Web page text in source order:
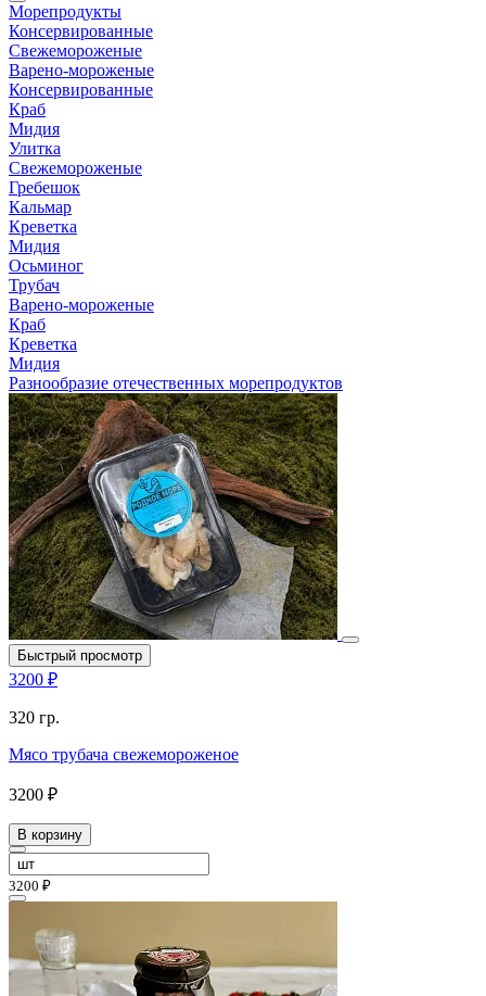
Морепродукты
Консервированные
Свежемороженые
Варено-мороженые
Консервированные
Краб
Мидия
Улитка
Свежемороженые
Гребешок
Кальмар
Креветка
Мидия
Осьминог
Трубач
Варено-мороженые
Краб
Креветка
Мидия
Разнообразие отечественных морепродуктов
Быстрый просмотр
3200 ₽
320 гр.
Мясо трубача свежемороженое
3200 ₽
В корзину
3200 ₽